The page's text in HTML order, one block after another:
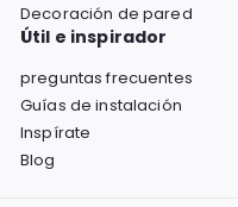
Decoración de pared
Útil e inspirador
preguntas frecuentes
Guías de instalación
Inspírate
Blog